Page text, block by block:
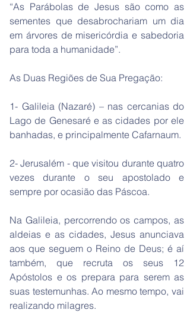
“As Parábolas de Jesus são como as
sementes que desabrochariam um dia
em árvores de misericórdia e sabedoria
para toda a humanidade”.
As Duas Regiões de Sua Pregação:
1- Galileia (Nazaré) – nas cercanias do
Lago de Genesaré e as cidades por ele
banhadas, e principalmente Cafarnaum.
2- Jerusalém - que visitou durante quatro
vezes durante o seu apostolado e
sempre por ocasião das Páscoa.
Na Galileia, percorrendo os campos, as
aldeias e as cidades, Jesus anunciava
aos que seguem o Reino de Deus; é aí
também, que recruta os seus 12
Apóstolos e os prepara para serem as
suas testemunhas. Ao mesmo tempo, vai
realizando milagres.